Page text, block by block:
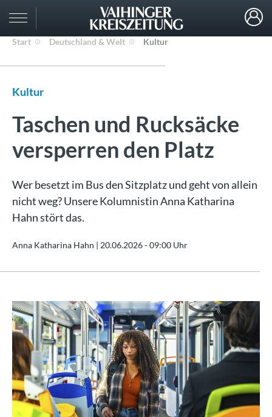
Start Deutschland & Welt Kultur
Kultur
Taschen und Rucksäcke
versperren den Platz
Wer besetzt im Bus den Sitzplatz und geht von allein
nicht weg? Unsere Kolumnistin Anna Katharina
Hahn stört das.
Anna Katharina Hahn | 20.06.2026 - 09:00 Uhr